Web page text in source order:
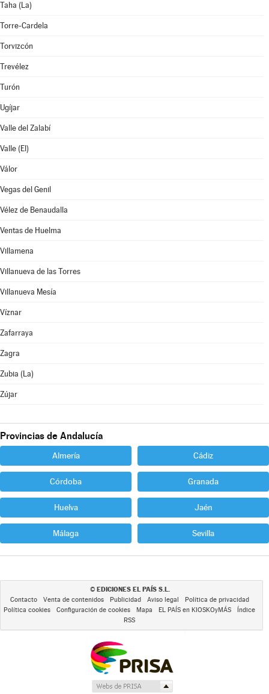
Taha (La)
Torre-Cardela
Torvizcón
Trevélez
Turón
Ugíjar
Valle del Zalabí
Valle (El)
Válor
Vegas del Genil
Vélez de Benaudalla
Ventas de Huelma
Villamena
Villanueva de las Torres
Villanueva Mesía
Víznar
Zafarraya
Zagra
Zubia (La)
Zújar
Provincias de Andalucía
Almería Cádiz
Córdoba Granada
Huelva Jaén
Málaga Sevilla
© EDICIONES EL PAÍS S.L.
Contacto Venta de contenidos Publicidad Aviso legal
Política de privacidad
Política cookies
Configuración de cookies Mapa EL PAÍS en KIOSKOyMÁS
Índice
RSS